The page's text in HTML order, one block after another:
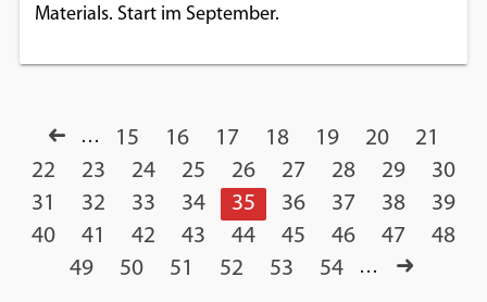
Materials. Start im September.
… 15 16 17 18 19 20
21
22
23 24 25 26 27 28 29
30
31
32 33 34 35 36 37 38
39
40
41 42 43 44 45 46 47
48
49
50 51 52 53 54 …